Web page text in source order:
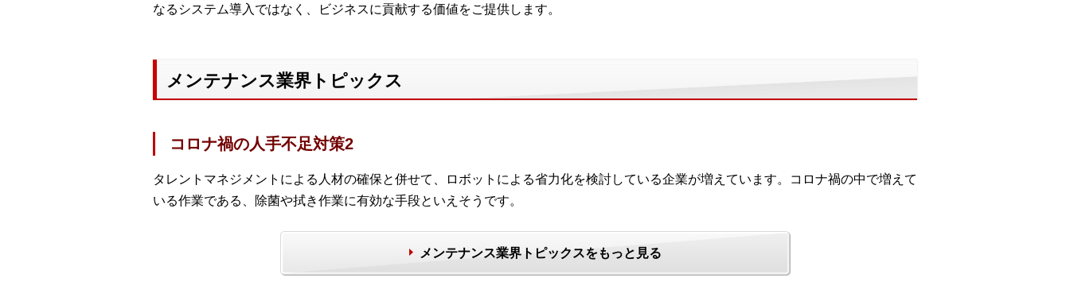
なるシステム導入ではなく、ビジネスに貢献する価値をご提供します。
メンテナンス業界トピックス
コロナ禍の人手不足対策2
タレントマネジメントによる人材の確保と併せて、ロボットによる省力化を検討している企業が増えています。コロナ禍の中で増えて
いる作業である、除菌や拭き作業に有効な手段といえそうです。
メンテナンス業界トピックスをもっと見る